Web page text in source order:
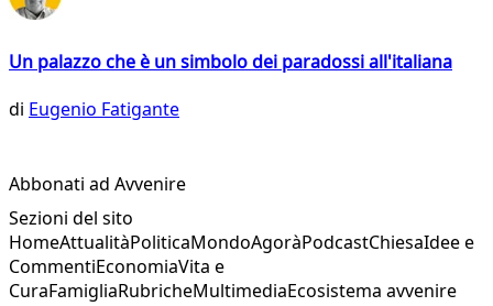
Un palazzo che è un simbolo dei paradossi all'italiana
di Eugenio Fatigante
Abbonati ad Avvenire
Sezioni del sito
HomeAttualitàPoliticaMondoAgoràPodcastChiesaIdee e
CommentiEconomiaVita e
CuraFamigliaRubricheMultimediaEcosistema avvenire